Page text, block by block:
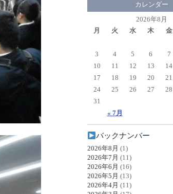
カレンダー
2026年8月
月
火 水 木 金
« 7月
3
4 5 6 7
10
11 12 13 14
17
18 19 20 21
24
25 26 27 28
31
バックナンバー
2026年8月 (1)
2026年7月 (11)
2026年6月 (16)
2026年5月 (13)
2026年4月 (11)